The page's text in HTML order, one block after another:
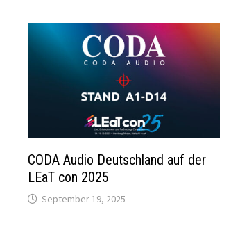
CODA Audio Deutschland auf der
LEaT con 2025
September 19, 2025